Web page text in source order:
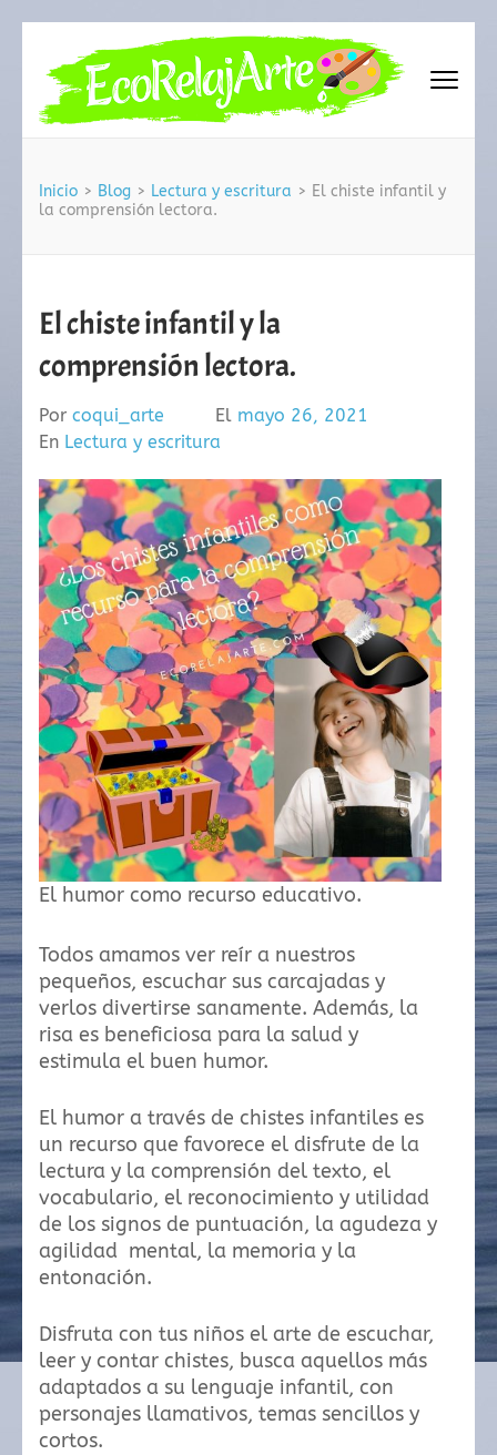
contenido
(presiona
Intro)
Inicio > Blog > Lectura y escritura > El chiste infantil y
la comprensión lectora.
El chiste infantil y la
comprensión lectora.
Por coqui_arte El mayo 26, 2021
En Lectura y escritura
El humor como recurso educativo.
Todos amamos ver reír a nuestros
pequeños, escuchar sus carcajadas y
verlos divertirse sanamente. Además, la
risa es beneficiosa para la salud y
estimula el buen humor.
El humor a través de chistes infantiles es
un recurso que favorece el disfrute de la
lectura y la comprensión del texto, el
vocabulario, el reconocimiento y utilidad
de los signos de puntuación, la agudeza y
agilidad mental, la memoria y la
entonación.
Disfruta con tus niños el arte de escuchar,
leer y contar chistes, busca aquellos más
adaptados a su lenguaje infantil, con
personajes llamativos, temas sencillos y
cortos.